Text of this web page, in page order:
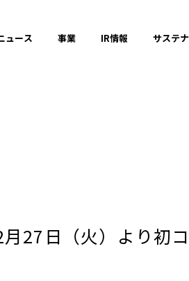
ュース 事業 IR情報 サステ
27日（火）より初コ